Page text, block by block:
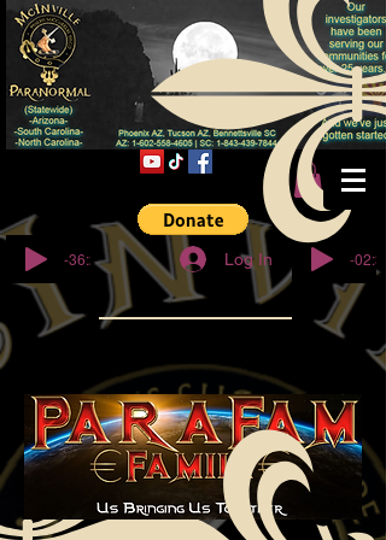
© Copyright
-36:27 Log In -02:32